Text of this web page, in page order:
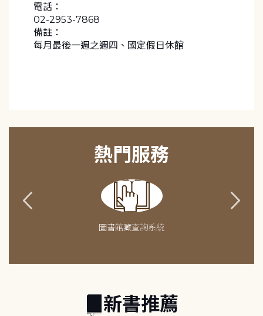
電話：
02-2953-7868
備註：
每月最後一週之週四、國定假日休館
熱門服務
圖書館藏查詢系統
新書推薦